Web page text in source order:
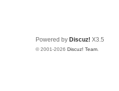
Powered by Discuz! X3.5
© 2001-2026 Discuz! Team